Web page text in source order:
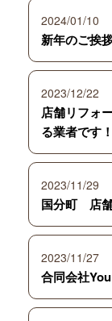
2024/01/10
新年のご挨
2023/12/22
店舗リフォ
る業者です！
2023/11/29
国分町 店
2023/11/27
合同会社